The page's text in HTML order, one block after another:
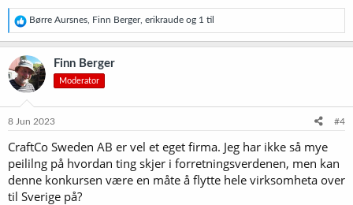
R
e
a
k
s
j
o
e
:
Børre Aursnes Finn Berger, erikraude og 1 til
Finn Berger
Moderator
8 Jun 2023 #4
CraftCo Sweden AB er vel et eget firma. Jeg har ikke så mye
peililng på hvordan ting skjer i forretningsverdenen, men kan
denne konkursen være en måte å flytte hele virksomheta over
til Sverige på?